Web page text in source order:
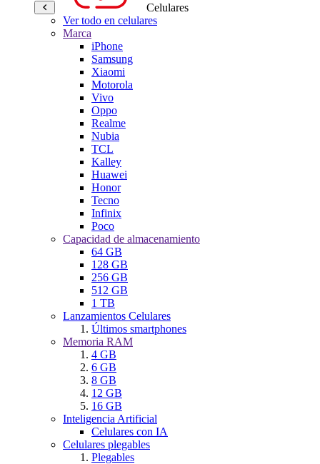
Celulares
Ver todo en celulares
Marca
iPhone
Samsung
Xiaomi
Motorola
Vivo
Oppo
Realme
Nubia
TCL
Kalley
Huawei
Honor
Tecno
Infinix
Poco
Capacidad de almacenamiento
64 GB
128 GB
256 GB
512 GB
1 TB
Lanzamientos Celulares
Últimos smartphones
Memoria RAM
4 GB
6 GB
8 GB
12 GB
16 GB
Inteligencia Artificial
Celulares con IA
Celulares plegables
Plegables